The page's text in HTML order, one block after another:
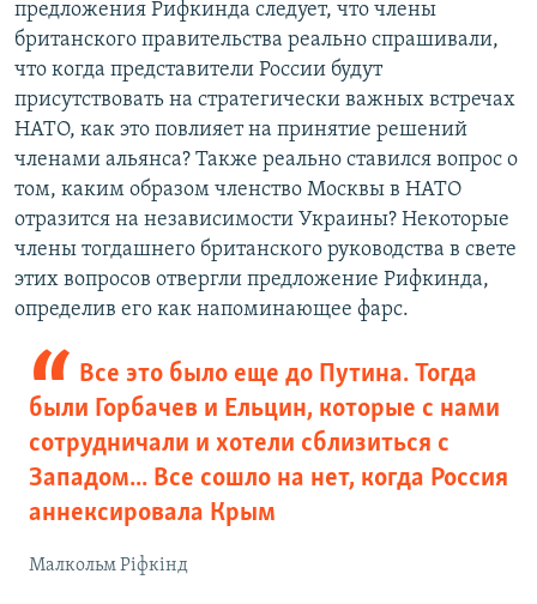
предложения Рифкинда следует, что члены
британского правительства реально спрашивали,
что когда представители России будут
присутствовать на стратегически важных встречах
НАТО, как это повлияет на принятие решений
членами альянса? Также реально ставился вопрос о
том, каким образом членство Москвы в НАТО
отразится на независимости Украины? Некоторые
члены тогдашнего британского руководства в свете
этих вопросов отвергли предложение Рифкинда,
определив его как напоминающее фарс.
Все это было еще до Путина. Тогда
были Горбачев и Ельцин, которые с нами
сотрудничали и хотели сблизиться с
Западом... Все сошло на нет, когда Россия
аннексировала Крым
Малкольм Ріфкінд